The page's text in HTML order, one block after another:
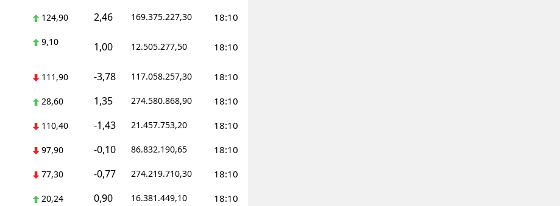
Şanlıurfa
Uşak
Van
Yozgat
Zonguldak
Aksaray
Bayburt
Karaman
124,90 2,46 169.375.227,30 18:10
9,10 1,00 12.505.277,50 18:10
111,90 -3,78 117.058.257,30 18:10
28,60 1,35 274.580.868,90 18:10
110,40 -1,43 21.457.753,20 18:10
97,90 -0,10 86.832.190,65 18:10
77,30 -0,77 274.219.710,30 18:10
20,24 0,90 16.381.449,10 18:10